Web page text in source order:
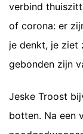
verbind
of corona: er
je denkt, je ziet
gebonden zijn
Jeske Troost
botten. Na een